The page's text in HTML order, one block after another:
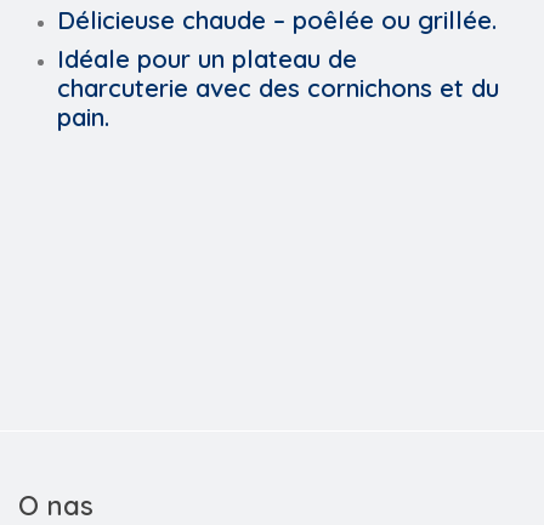
Délicieuse chaude – poêlée ou grillée.
Idéale pour un plateau de
charcuterie avec des cornichons et du
pain.
O nas